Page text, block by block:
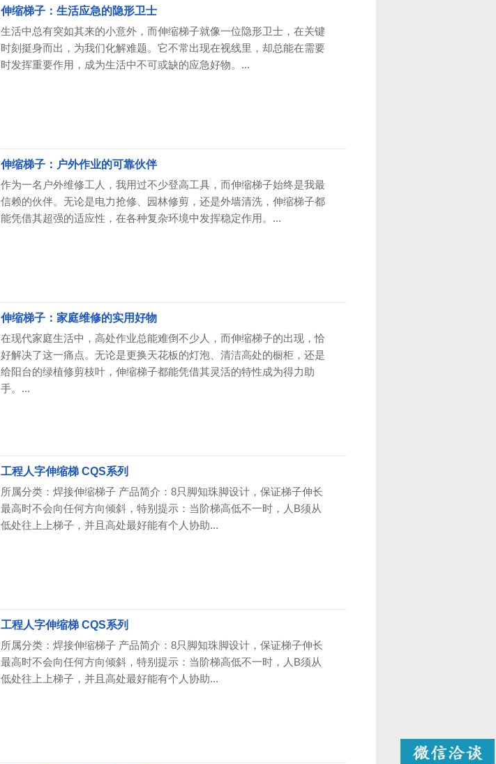
伸缩梯子：生活应急的隐形卫士
生活中总有突如其来的小意外，而伸缩梯子就像一位隐形卫士，在关键
时刻挺身而出，为我们化解难题。它不常出现在视线里，却总能在需要
时发挥重要作用，成为生活中不可或缺的应急好物。...
伸缩梯子：户外作业的可靠伙伴
作为一名户外维修工人，我用过不少登高工具，而伸缩梯子始终是我最
信赖的伙伴。无论是电力抢修、园林修剪，还是外墙清洗，伸缩梯子都
能凭借其超强的适应性，在各种复杂环境中发挥稳定作用。...
伸缩梯子：家庭维修的实用好物
在现代家庭生活中，高处作业总能难倒不少人，而伸缩梯子的出现，恰
好解决了这一痛点。无论是更换天花板的灯泡、清洁高处的橱柜，还是
给阳台的绿植修剪枝叶，伸缩梯子都能凭借其灵活的特性成为得力助
手。...
工程人字伸缩梯 CQS系列
所属分类：焊接伸缩梯子 产品简介：8只脚知珠脚设计，保证梯子伸长
最高时不会向任何方向倾斜，特别提示：当阶梯高低不一时，人B须从
低处往上上梯子，并且高处最好能有个人协助...
工程人字伸缩梯 CQS系列
所属分类：焊接伸缩梯子 产品简介：8只脚知珠脚设计，保证梯子伸长
最高时不会向任何方向倾斜，特别提示：当阶梯高低不一时，人B须从
低处往上上梯子，并且高处最好能有个人协助...